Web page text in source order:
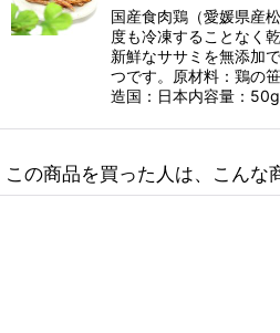
国産食肉鶏（愛媛県産
度も冷凍することなく
新鮮なササミを無添加
つです。原材料：鶏の
造国：日本内容量：
この商品を買った人は、こんな